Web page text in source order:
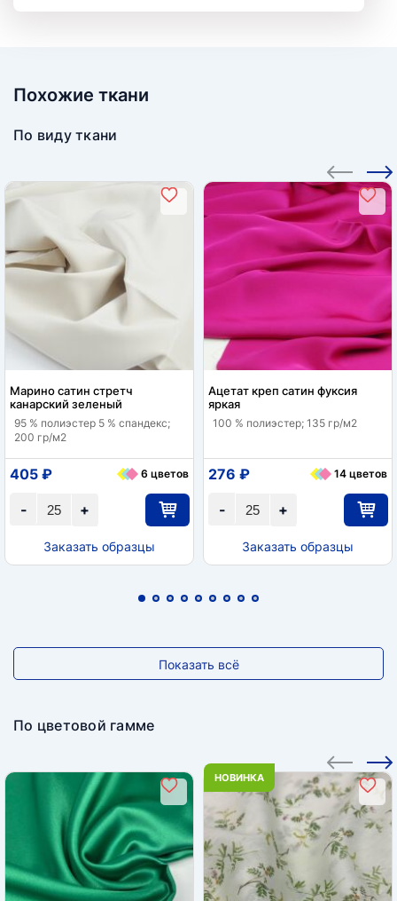
Похожие ткани
По виду ткани
Марино сатин стретч
канарский зеленый
95 % полиэстер 5 % спандекс;
200 гр/м2
+
-
405 ₽ 6 цветов
Заказать образцы
Ацетат креп сатин фуксия
яркая
100 % полиэстер; 135 гр/м2
+
-
276 ₽ 14 цветов
Заказать образцы
Показать всё
По цветовой гамме
НОВИНКА